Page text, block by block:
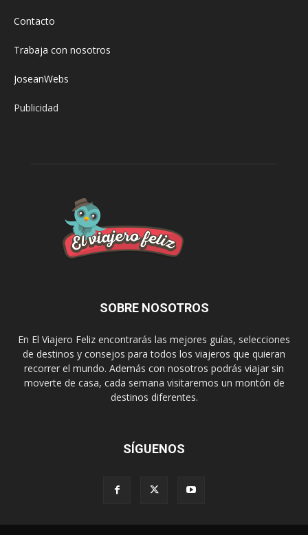
Contacto
Trabaja con nosotros
JoseanWebs
Publicidad
SOBRE NOSOTROS
En El Viajero Feliz encontrarás las mejores guías, selecciones
de destinos y consejos para todos los viajeros que quieran
recorrer el mundo. Además con nosotros podrás viajar sin
moverte de casa, cada semana visitaremos un montón de
destinos diferentes.
SÍGUENOS